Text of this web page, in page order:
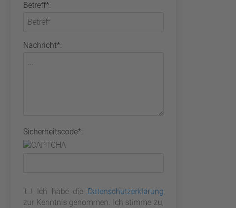
Betreff*:
Nachricht*:
Sicherheitscode*:
Ich habe die Datenschutzerklärung
zur Kenntnis genommen. Ich stimme zu,